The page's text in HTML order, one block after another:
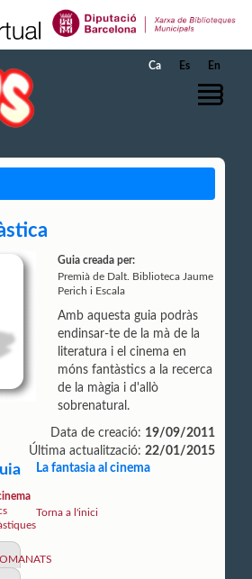
Ca Es En
Guia creada per:
Premià de Dalt. Biblioteca Jaume
Perich i Escala
Amb aquesta guia podràs
endinsar-te de la mà de la
literatura i el cinema en
móns fantàstics a la recerca
de la màgia i d'allò
sobrenatural.
Data de creació: 19/09/2011
Última actualització: 22/01/2015
La fantasia al cinema
Torna a l'inici